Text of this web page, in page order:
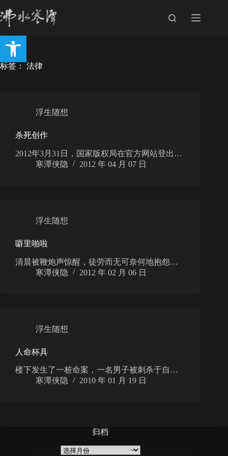
打开工具栏
至
容
标签： 法律
浮生随想
杀死创作
2012年3月31日，国家版权局在官方网站登出…
寒潭侠隐
2012 年 04 月 07 日
浮生随想
噼里啪啦
清晨被鞭炮声惊醒，徒劳而无可奈何地抱怨…
寒潭侠隐
2012 年 02 月 06 日
浮生随想
人命杯具
楼下发生了一桩命案，一名男子被刺杀于自…
寒潭侠隐
2010 年 01 月 19 日
归档
归